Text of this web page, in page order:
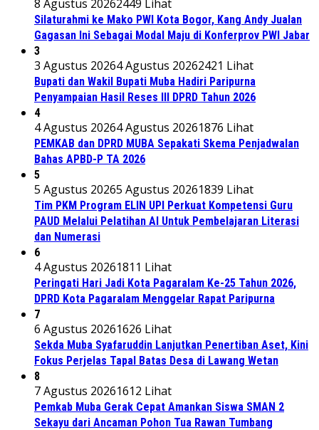
8 Agustus 20262449 Lihat
Silaturahmi ke Mako PWI Kota Bogor, Kang Andy Jualan
Gagasan Ini Sebagai Modal Maju di Konferprov PWI Jabar
3
3 Agustus 20264 Agustus 20262421 Lihat
Bupati dan Wakil Bupati Muba Hadiri Paripurna
Penyampaian Hasil Reses III DPRD Tahun 2026
4
4 Agustus 20264 Agustus 20261876 Lihat
PEMKAB dan DPRD MUBA Sepakati Skema Penjadwalan
Bahas APBD-P TA 2026
5
5 Agustus 20265 Agustus 20261839 Lihat
Tim PKM Program ELIN UPI Perkuat Kompetensi Guru
PAUD Melalui Pelatihan AI Untuk Pembelajaran Literasi
dan Numerasi
6
4 Agustus 20261811 Lihat
Peringati Hari Jadi Kota Pagaralam Ke-25 Tahun 2026,
DPRD Kota Pagaralam Menggelar Rapat Paripurna
7
6 Agustus 20261626 Lihat
Sekda Muba Syafaruddin Lanjutkan Penertiban Aset, Kini
Fokus Perjelas Tapal Batas Desa di Lawang Wetan
8
7 Agustus 20261612 Lihat
Pemkab Muba Gerak Cepat Amankan Siswa SMAN 2
Sekayu dari Ancaman Pohon Tua Rawan Tumbang